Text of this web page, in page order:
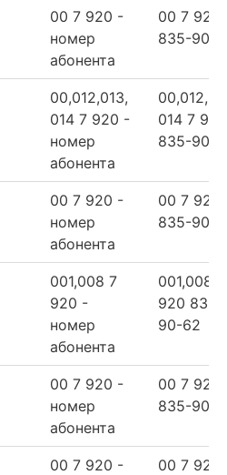
00 7 920 -
номер
абонента
00 7 920
835-90-
00,012,013,
014 7 920 -
номер
абонента
014 7 920
835-90-
00 7 920 -
номер
абонента
00 7 920
835-90-
001,008 7
920 -
номер
абонента
001,008 7
920 835-
90-62
00 7 920 -
номер
абонента
00 7 920
835-90-
00 7 920 -
00 7 920